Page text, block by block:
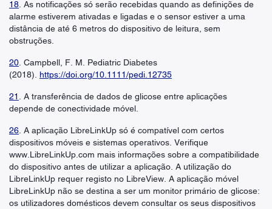
18 . As notificações só serão recebidas quando as definições de
alarme estiverem ativadas e ligadas e o sensor estiver a uma
distância de até 6 metros do dispositivo de leitura, sem
obstruções.
20 . Campbell, F. M. Pediatric Diabetes
(2018). https://doi.org/10.1111/pedi.12735
21
. A transferência de dados de glicose entre aplicações
depende de conectividade móvel.
26 . A aplicação LibreLinkUp só é compatível com certos
dispositivos móveis e sistemas operativos. Verifique
www.LibreLinkUp.com mais informações sobre a compatibilidade
do dispositivo antes de utilizar a aplicação. A utilização do
LibreLinkUp requer registo no LibreView. A aplicação móvel
LibreLinkUp não se destina a ser um monitor primário de glicose:
os utilizadores domésticos devem consultar os seus dispositivos